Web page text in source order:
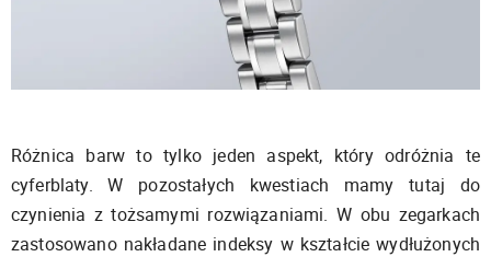
Różnica barw to tylko jeden aspekt, który odróżnia te
cyferblaty. W pozostałych kwestiach mamy tutaj do
czynienia z tożsamymi rozwiązaniami. W obu zegarkach
zastosowano nakładane indeksy w kształcie wydłużonych